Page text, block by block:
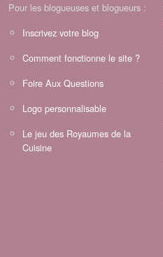
Pour les blogueuses et blogueurs :
Inscrivez votre blog
Comment fonctionne le site ?
Foire Aux Questions
Logo personnalisable
Le jeu des Royaumes de la
Cuisine